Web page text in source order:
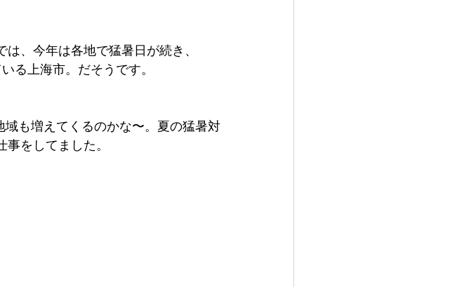
、今年は各地で猛暑日が続き、
る上海市。だそうです。
も増えてくるのかな〜。夏の猛暑対
をしてました。